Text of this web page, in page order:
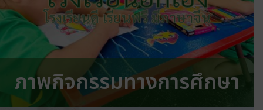
โรงเรียนดี เรียนฟรี มีภาษาจีน
ภาพกิจกรรมทางการศึกษา